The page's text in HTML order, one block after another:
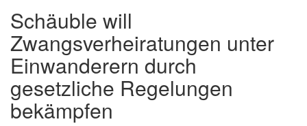
Schäuble will
Zwangsverheiratungen unter
Einwanderern durch
gesetzliche Regelungen
bekämpfen